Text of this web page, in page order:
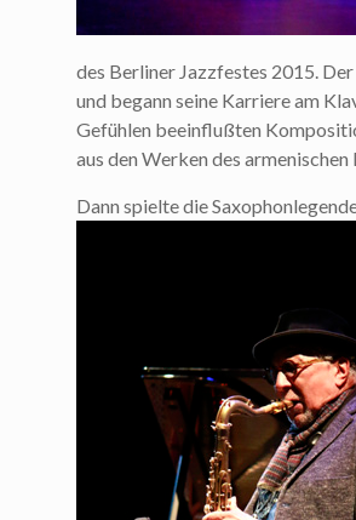
des Berliner Jazzfestes 2015.
und begann seine Karriere am
Gefühlen beeinflußten
aus den Werken des
Dann spielte die